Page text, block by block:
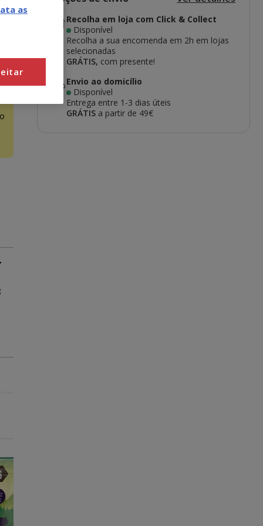
Recolha em loja com Click & Collect
Disponível
Recolha a sua encomenda em 2h em lojas
selecionadas
GRÁTIS, com presente!
Envio ao domicílio
Disponível
Entrega entre 1-3 dias úteis
GRÁTIS a partir de 49€
as